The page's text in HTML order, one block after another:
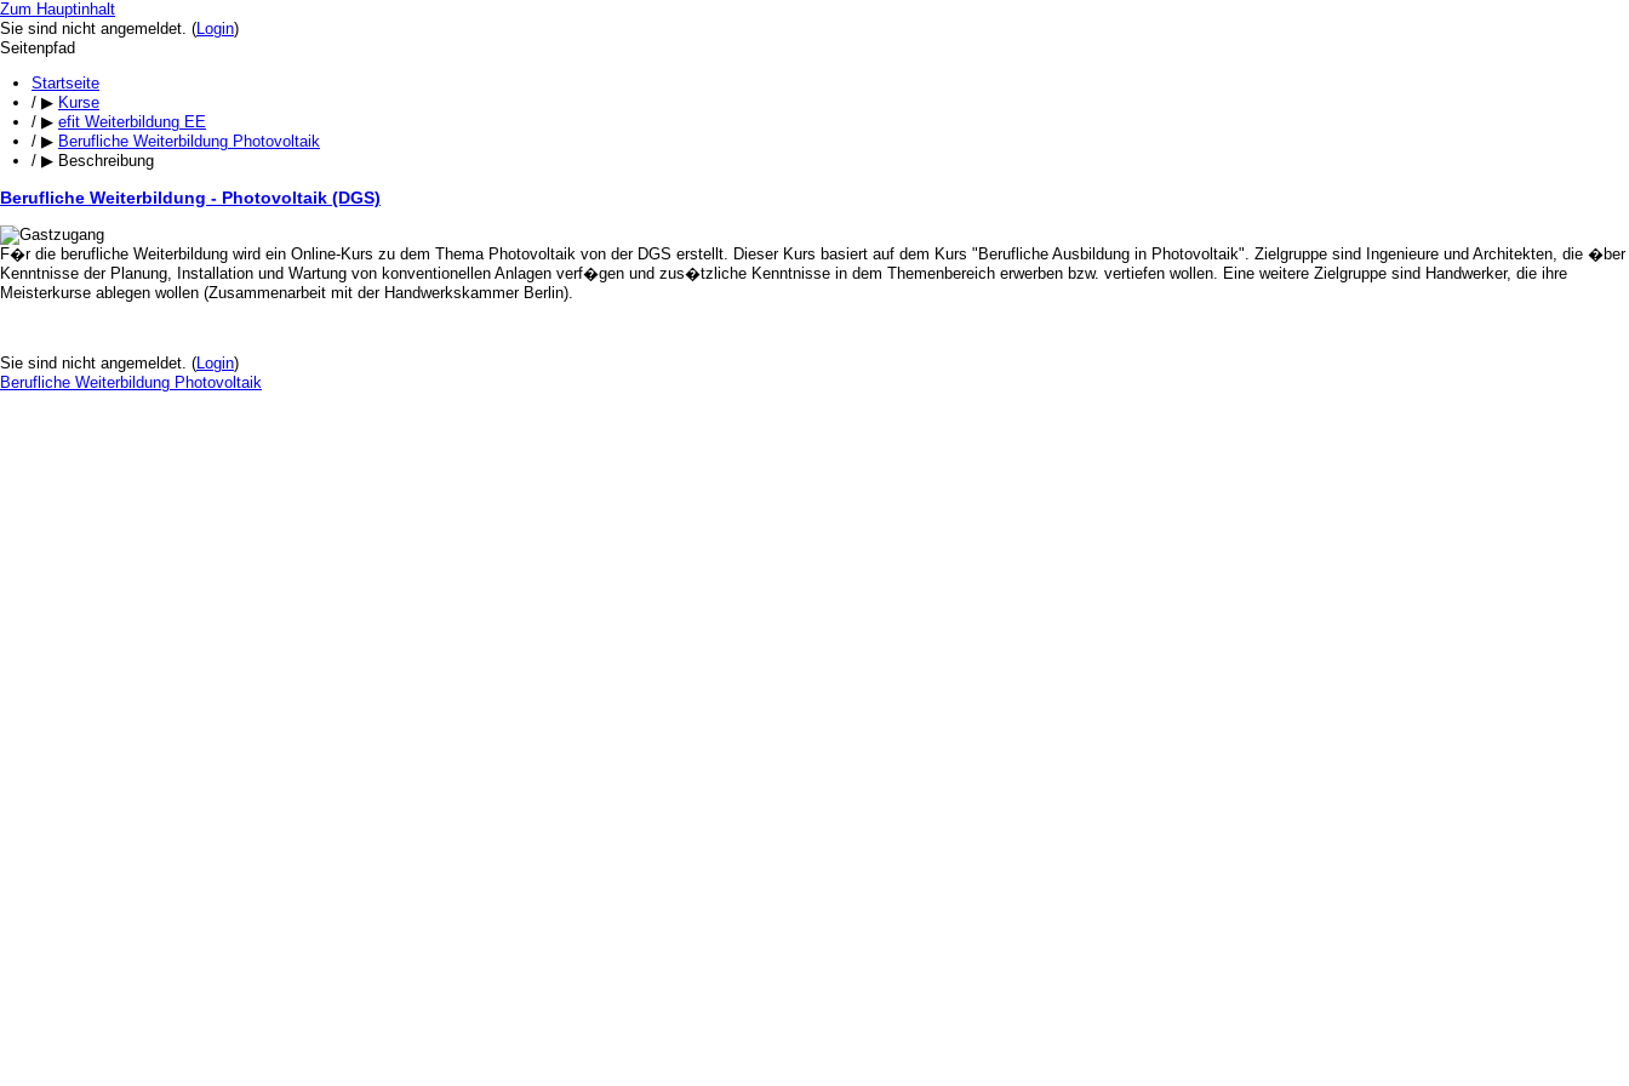
Zum Hauptinhalt
Sie sind nicht angemeldet. (Login)
Seitenpfad
Startseite
/ ▶︎ Kurse
/ ▶︎ efit Weiterbildung EE
/ ▶︎ Berufliche Weiterbildung Photovoltaik
/ ▶︎ Beschreibung
Berufliche Weiterbildung - Photovoltaik (DGS)
F�r die berufliche Weiterbildung wird ein Online-Kurs zu dem Thema Photovoltaik von der DGS erstellt. Dieser Kurs basiert auf dem Kurs "Berufliche Ausbildung in Photovoltaik". Zielgruppe sind Ingenieure und Architekten, die �ber
Kenntnisse der Planung, Installation und Wartung von konventionellen Anlagen verf�gen und zus�tzliche Kenntnisse in dem Themenbereich erwerben bzw. vertiefen wollen. Eine weitere Zielgruppe sind Handwerker, die ihre
Meisterkurse ablegen wollen (Zusammenarbeit mit der Handwerkskammer Berlin).
Sie sind nicht angemeldet. (Login)
Berufliche Weiterbildung Photovoltaik